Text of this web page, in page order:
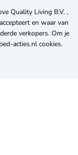
Quality Living B.V. ,
accepteert en waar van
verkopers. Om je
acties.nl cookies.